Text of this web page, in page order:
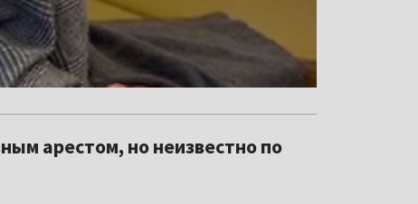
арестом, но неизвестно по